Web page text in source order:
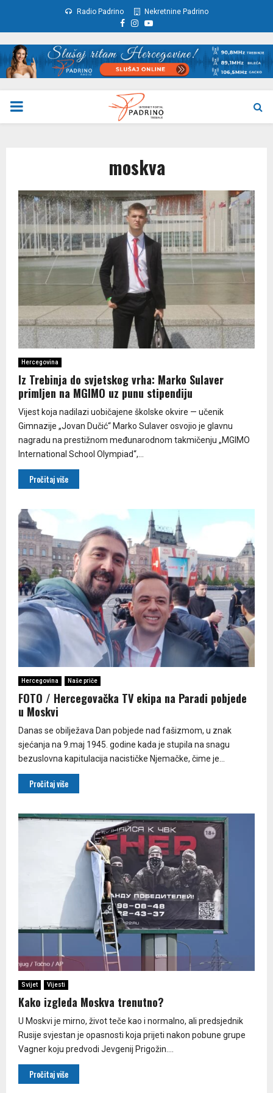
Radio Padrino Nekretnine Padrino
Facebook
Instagram
Youtube
PRIMARY
moskva
Hercegovina
Iz Trebinja do svjetskog vrha: Marko Sulaver
primljen na MGIMO uz punu stipendiju
Vijest koja nadilazi uobičajene školske okvire — učenik
Gimnazije „Jovan Dučić“ Marko Sulaver osvojio je glavnu
nagradu na prestižnom međunarodnom takmičenju „MGIMO
International School Olympiad“,...
Pročitaj više
Hercegovina Naše priče
FOTO / Hercegovačka TV ekipa na Paradi pobjede
u Moskvi
Danas se obilježava Dan pobjede nad fašizmom, u znak
sjećanja na 9.maj 1945. godine kada je stupila na snagu
bezuslovna kapitulacija nacističke Njemačke, čime je...
Pročitaj više
Svijet Vijesti
Kako izgleda Moskva trenutno?
U Moskvi je mirno, život teče kao i normalno, ali predsjednik
Rusije svjestan je opasnosti koja prijeti nakon pobune grupe
Vagner koju predvodi Jevgenij Prigožin....
Pročitaj više